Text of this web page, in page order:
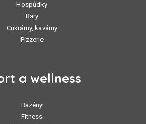
Hospůdky
Bary
Cukrárny, kavárny
Pizzerie
a wellness
Bazény
Fitness